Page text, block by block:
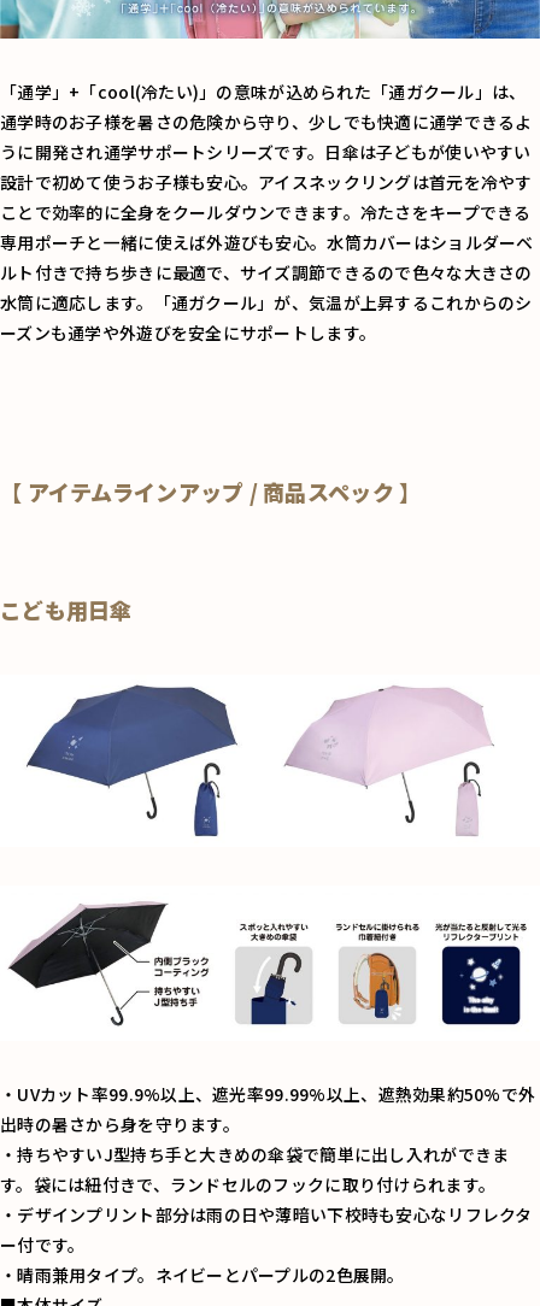
「通学」+「cool(冷たい)」の意味が込められた「通ガクール」は、
通学時のお子様を暑さの危険から守り、少しでも快適に通学できるよ
うに開発され通学サポートシリーズです。日傘は子どもが使いやすい
設計で初めて使うお子様も安心。アイスネックリングは首元を冷やす
ことで効率的に全身をクールダウンできます。冷たさをキープできる
専用ポーチと一緒に使えば外遊びも安心。水筒カバーはショルダーベ
ルト付きで持ち歩きに最適で、サイズ調節できるので色々な大きさの
水筒に適応します。「通ガクール」が、気温が上昇するこれからのシ
ーズンも通学や外遊びを安全にサポートします。
【 アイテムラインアップ / 商品スペック 】
こども用日傘
・UVカット率99.9%以上、遮光率99.99%以上、遮熱効果約50%で外
出時の暑さから身を守ります。
・持ちやすいJ型持ち手と大きめの傘袋で簡単に出し入れができま
す。袋には紐付きで、ランドセルのフックに取り付けられます。
・デザインプリント部分は雨の日や薄暗い下校時も安心なリフレクタ
ー付です。
・晴雨兼用タイプ。ネイビーとパープルの2色展開。